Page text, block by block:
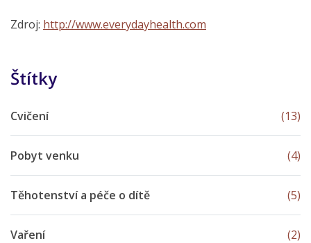
Zdroj: http://www.everydayhealth.com
Štítky
Cvičení (13)
Pobyt venku (4)
Těhotenství a péče o dítě (5)
Vaření (2)